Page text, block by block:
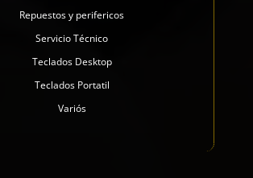
Repuestos y perifericos
Servicio Técnico
Teclados Desktop
Teclados Portatil
Variós